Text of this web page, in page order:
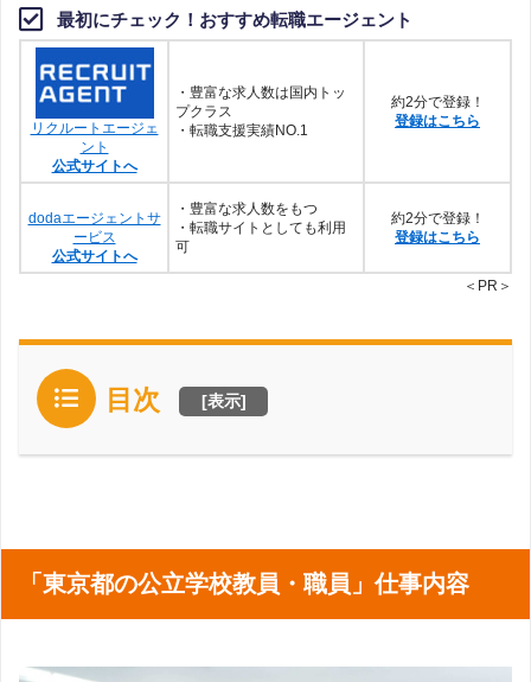
最初にチェック！おすすめ転職エージェント
リクルートエージェ
ント
公式サイトへ
・豊富な求人数は国内トッ
プクラス
・転職支援実績NO.1
約2分で登録！
登録はこちら
dodaエージェントサ
ービス
公式サイトへ
・豊富な求人数をもつ
・転職サイトとしても利用
可
約2分で登録！
登録はこちら
＜PR＞
目次 [表示]
「東京都の公立学校教員・職員」仕事内容